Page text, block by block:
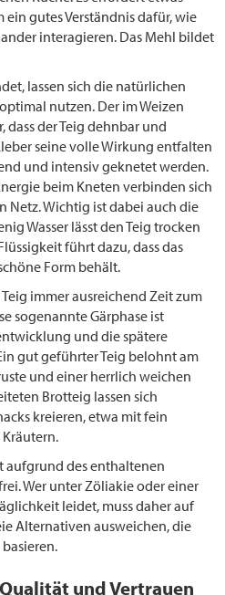
gutes Verständnis dafür, wie
interagieren. Das Mehl bildet
lassen sich die natürlichen
nutzen. Der im Weizen
der Teig dehnbar und
seine volle Wirkung entfalten
und intensiv geknetet werden.
beim Kneten verbinden sich
Netz. Wichtig ist dabei auch die
Wasser lässt den Teig trocken
führt dazu, dass das
Form behält.
immer ausreichend Zeit zum
sogenannte Gärphase ist
und die spätere
gut geführter Teig belohnt am
und einer herrlich weichen
Brotteig lassen sich
kreieren, etwa mit fein
aufgrund des enthaltenen
Wer unter Zöliakie oder einer
leidet, muss daher auf
Alternativen ausweichen, die
und Vertrauen